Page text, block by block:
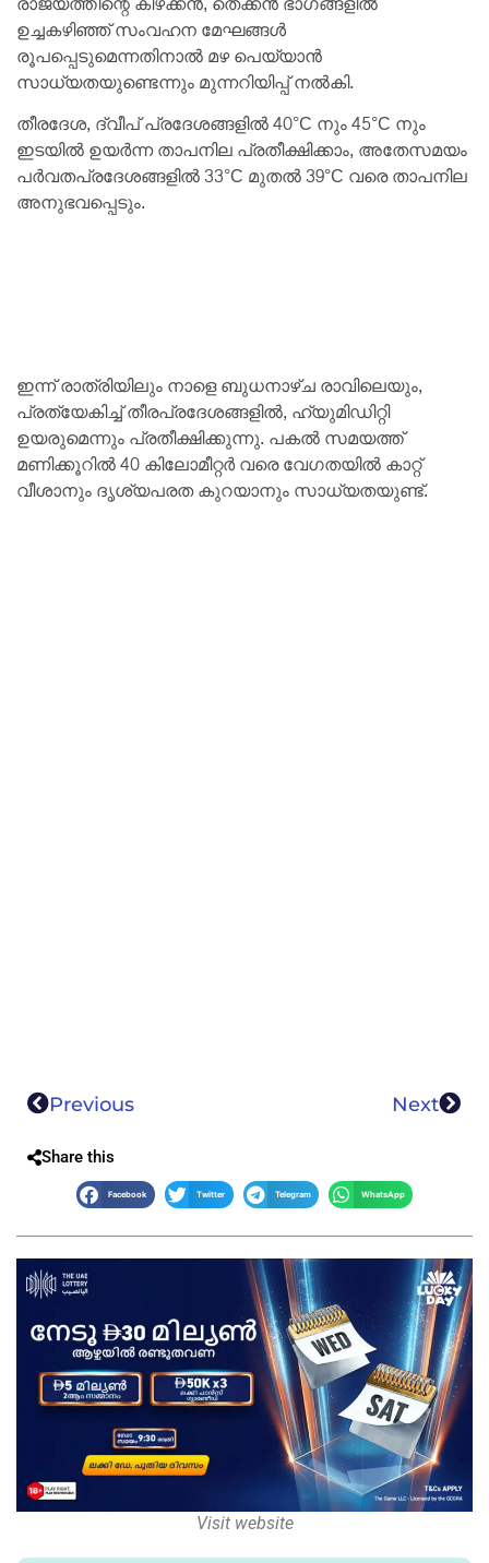
ഉച്ചകഴിഞ്ഞ് സംവഹന മേഘങ്ങൾ
രൂപപ്പെടുമെന്നതിനാൽ മഴ പെയ്യാൻ
സാധ്യതയുണ്ടെന്നും മുന്നറിയിപ്പ് നൽകി.
തീരദേശ, ദ്വീപ് പ്രദേശങ്ങളിൽ 40°C നും 45°C നും
ഇടയിൽ ഉയർന്ന താപനില പ്രതീക്ഷിക്കാം, അതേസമയം
പർവതപ്രദേശങ്ങളിൽ 33°C മുതൽ 39°C വരെ താപനില
അനുഭവപ്പെടും.
ഇന്ന് രാത്രിയിലും നാളെ ബുധനാഴ്ച രാവിലെയും,
പ്രത്യേകിച്ച് തീരപ്രദേശങ്ങളിൽ, ഹ്യുമിഡിറ്റി
ഉയരുമെന്നും പ്രതീക്ഷിക്കുന്നു. പകൽ സമയത്ത്
മണിക്കൂറിൽ 40 കിലോമീറ്റർ വരെ വേഗതയിൽ കാറ്റ്
വീശാനും ദൃശ്യപരത കുറയാനും സാധ്യതയുണ്ട്.
Previous Next
Share this
Facebook Twitter Telegram WhatsApp
Visit website